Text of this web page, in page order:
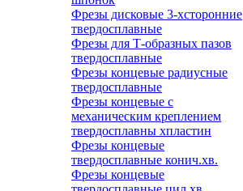
Фрезы дисковые 3-хсторонние
твердосплавные
Фрезы для Т-образных пазов
твердосплавные
Фрезы концевые радиусные
твердосплавные
Фрезы концевые с
механическим креплением
твердосплавны хпластин
Фрезы концевые
твердосплавные конич.хв.
Фрезы концевые